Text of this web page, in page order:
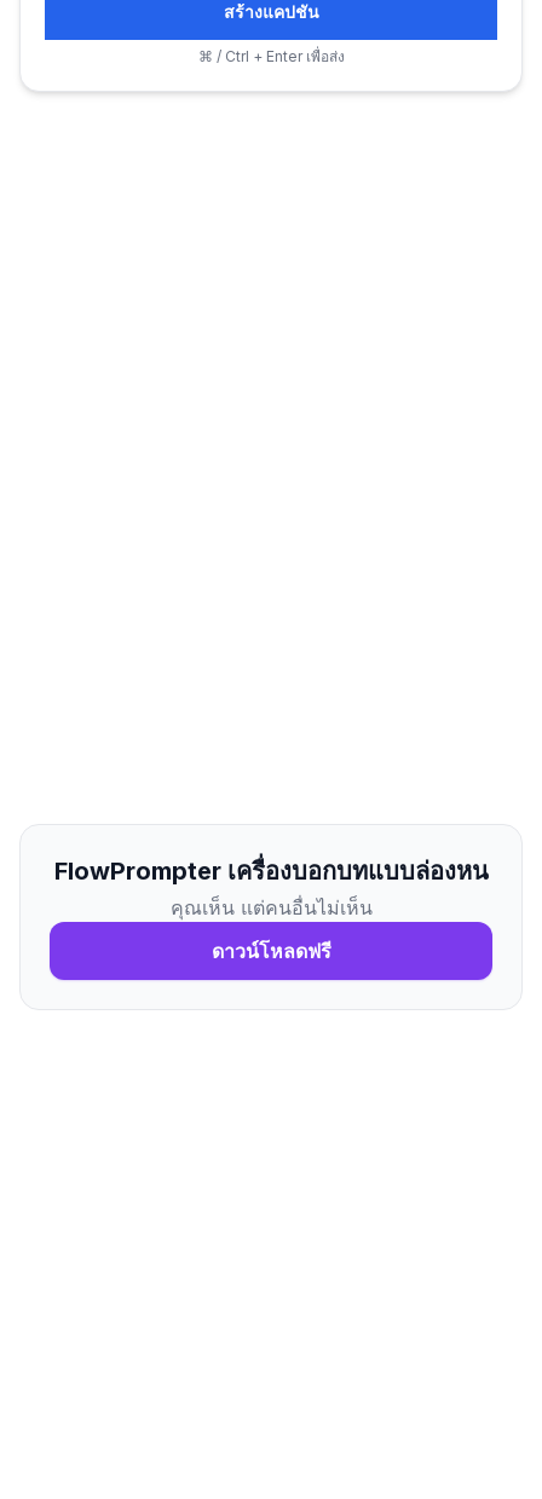
สร้างแคปชัน
⌘ / Ctrl + Enter เพื่อส่ง
FlowPrompter เครื่องบอกบทแบบล่องหน
คุณเห็น แต่คนอื่นไม่เห็น
ดาวน์โหลดฟรี